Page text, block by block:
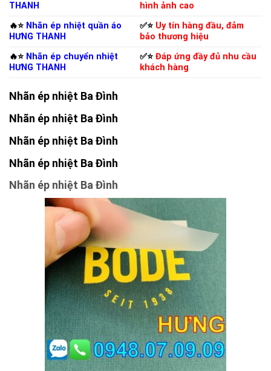
THANH
hình ảnh cao
🔥⭐️ Nhãn ép nhiệt quần áo
HƯNG THANH
✅⭐️ Uy tín hàng đầu, đảm
bảo thương hiệu
🔥⭐️ Nhãn ép chuyển nhiệt
HƯNG THANH
✅⭐️Đáp ứng đầy đủ nhu cầu
khách hàng
Nhãn ép nhiệt Ba Đình
Nhãn ép nhiệt Ba Đình
Nhãn ép nhiệt Ba Đình
Nhãn ép nhiệt Ba Đình
Nhãn ép nhiệt Ba Đình